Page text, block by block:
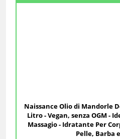
Naissance Olio di Mandorle
Litro - Vegan, senza OGM -
Massagio - Idratante Per
Pelle, Barba